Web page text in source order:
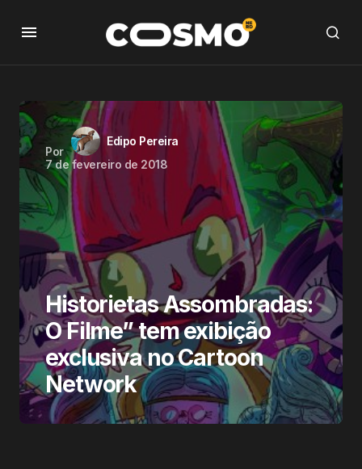
Por
Edipo Pereira
7 de fevereiro de 2018
Historietas Assombradas:
O Filme” tem exibição
exclusiva no Cartoon
Network